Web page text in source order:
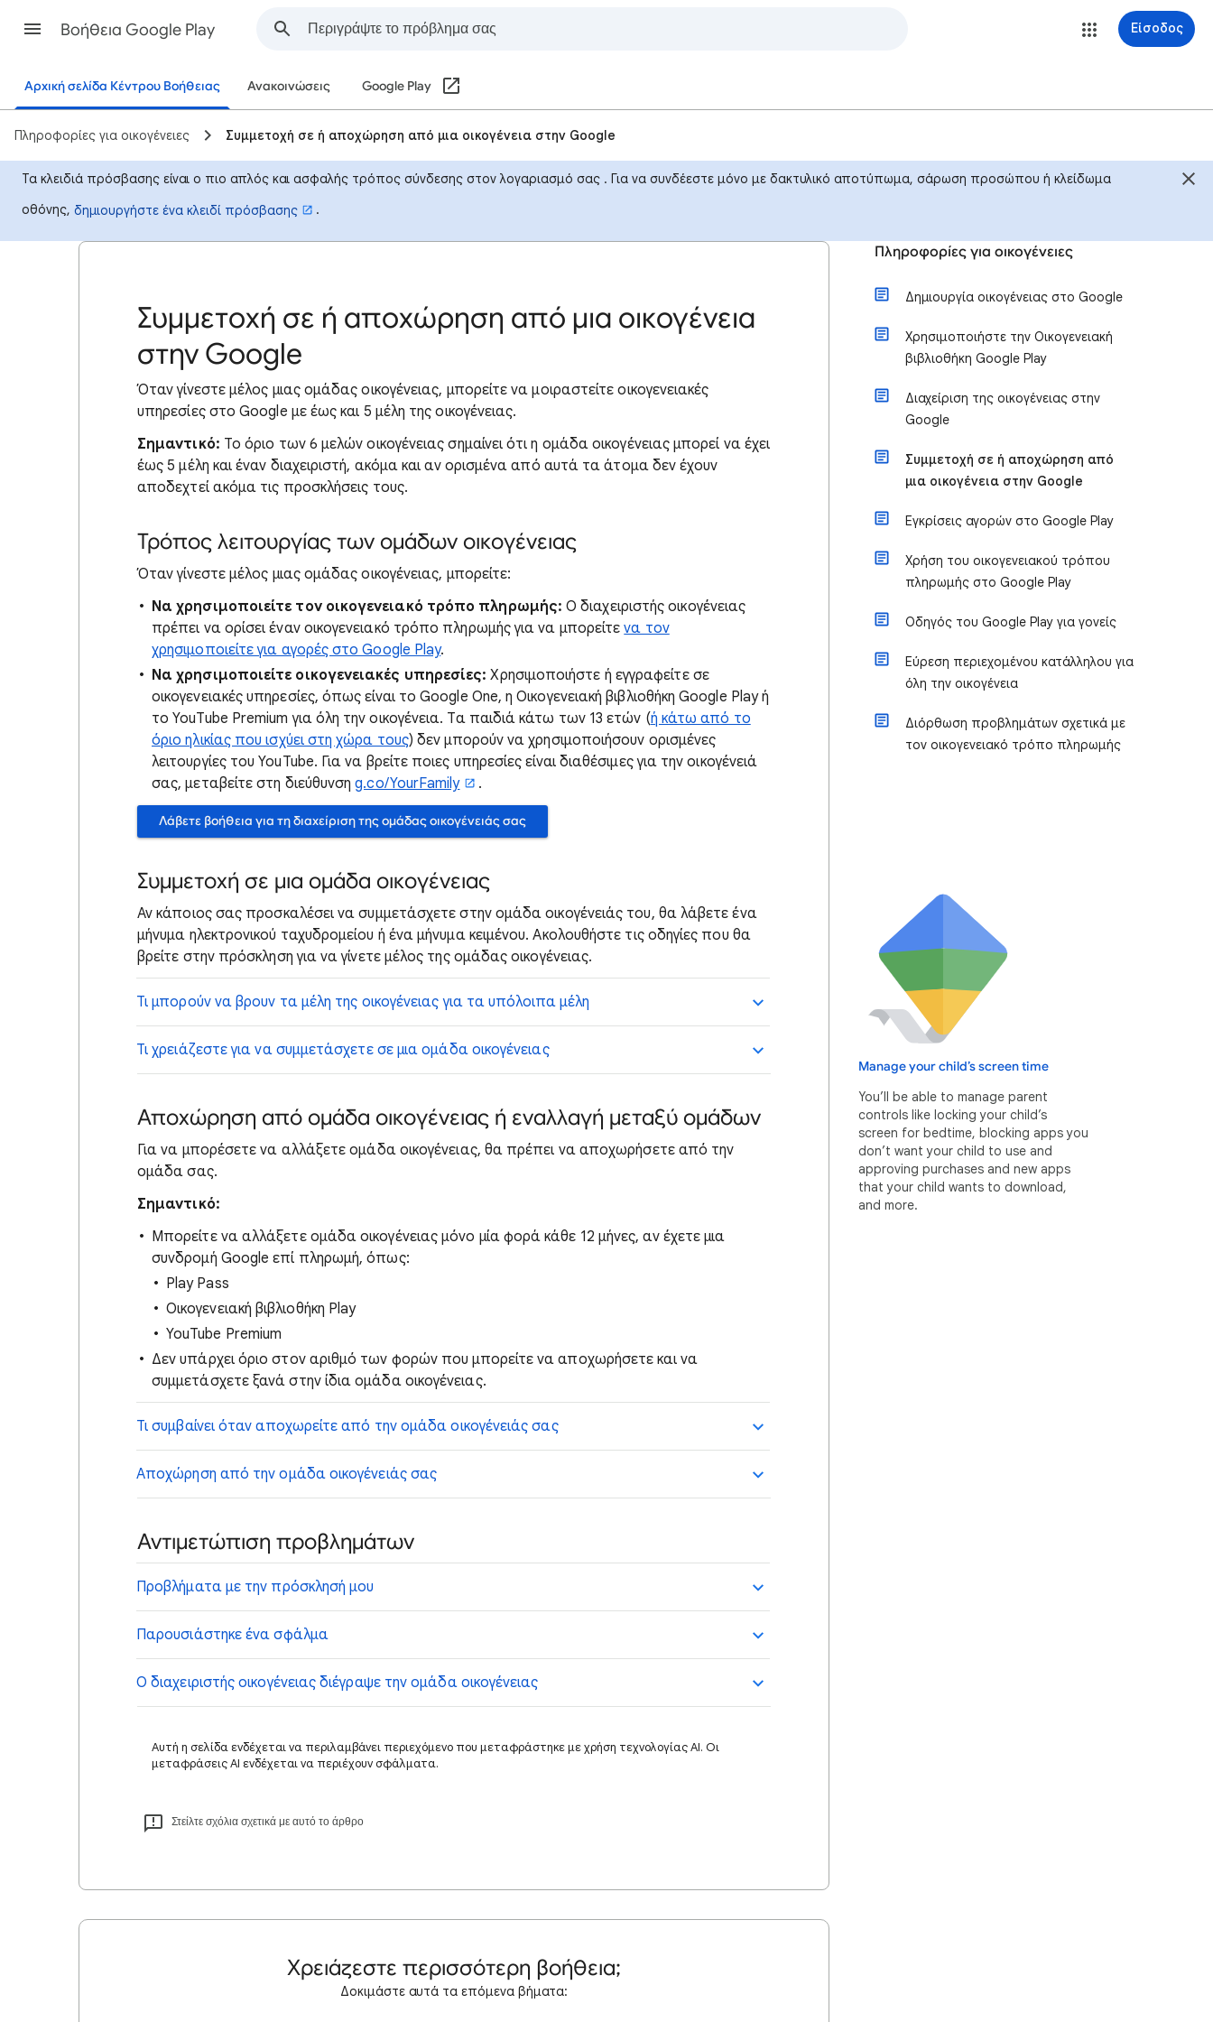
Βοήθεια Google Play Είσοδος
Αρχική σελίδα Κέντρου Βοήθειας Ανακοινώσεις Google Play
Πληροφορίες για οικογένειες Συμμετοχή σε ή αποχώρηση από μια οικογένεια στην Google
Τα κλειδιά πρόσβασης είναι ο πιο απλός και ασφαλής τρόπος σύνδεσης στον λογαριασμό σας . Για να συνδέεστε μόνο με δακτυλικό αποτύπωμα, σάρωση προσώπου ή κλείδωμα
οθόνης, δημιουργήστε ένα κλειδί πρόσβασης .
Συμμετοχή σε ή αποχώρηση από μια οικογένεια
στην Google
Ότανγίνεστε μέλος μιας ομάδας οικογένειας, μπορείτε να μοιραστείτε οικογενειακές
υπηρεσίες στο Google με έως και 5 μέλη της οικογένειας.
Σημαντικό: Το όριο των 6 μελών οικογένειας σημαίνει ότι η ομάδα οικογένειας μπορεί να έχει
έως 5 μέλη και έναν διαχειριστή, ακόμα και αν ορισμένα από αυτά τα άτομα δεν έχουν
αποδεχτεί ακόμα τις προσκλήσεις τους.
Τρόπος λειτουργίας των ομάδων οικογένειας
Όταν γίνεστε μέλος μιας ομάδας οικογένειας, μπορείτε:
Να χρησιμοποιείτε τον οικογενειακό τρόπο πληρωμής: Ο διαχειριστής οικογένειας
πρέπει να ορίσει έναν οικογενειακό τρόπο πληρωμής για να μπορείτενα τον
χρησιμοποιείτε για αγορές στο Google Play.
Να χρησιμοποιείτε οικογενειακές υπηρεσίες:Χρησιμοποιήστε ή εγγραφείτε σε
οικογενειακές υπηρεσίες, όπως είναι το Google One, η Οικογενειακή βιβλιοθήκη Google Play ή
το YouTube Premium για όλη την οικογένεια. Τα παιδιά κάτω των 13 ετών (ή κάτω από το
όριο ηλικίας που ισχύει στη χώρα τους) δεν μπορούν να χρησιμοποιήσουν ορισμένες
λειτουργίες του YouTube. Για να βρείτε ποιες υπηρεσίες είναι διαθέσιμες για την οικογένειά
σας, μεταβείτε στη διεύθυνσηg.co/YourFamily .
Λάβετε βοήθεια για τη διαχείριση της ομάδας οικογένειάς σας
Συμμετοχή σε μια ομάδα οικογένειας
Αν κάποιος σας προσκαλέσει να συμμετάσχετε στην ομάδα οικογένειάς του, θα λάβετε ένα
μήνυμα ηλεκτρονικού ταχυδρομείου ή ένα μήνυμα κειμένου. Ακολουθήστε τις οδηγίες που θα
βρείτε στην πρόσκληση για να γίνετε μέλος της ομάδας οικογένειας.
Τι μπορούν να βρουν τα μέλη της οικογένειας για τα υπόλοιπα μέλη
Τι χρειάζεστε για να συμμετάσχετε σε μια ομάδα οικογένειας
Αποχώρηση από ομάδα οικογένειας ή εναλλαγή μεταξύ ομάδων
Για να μπορέσετε να αλλάξετε ομάδα οικογένειας, θα πρέπει να αποχωρήσετε από την
ομάδα σας.
Σημαντικό:
Μπορείτε να αλλάξετε ομάδα οικογένειας μόνο μία φορά κάθε 12 μήνες, αν έχετε μια
συνδρομή Google επί πληρωμή, όπως:
Play Pass
Οικογενειακή βιβλιοθήκη Play
YouTube Premium
Δεν υπάρχει όριο στον αριθμό των φορών που μπορείτε να αποχωρήσετε και να
συμμετάσχετε ξανά στην ίδια ομάδα οικογένειας.
Τι συμβαίνει όταν αποχωρείτε από την ομάδα οικογένειάς σας
Αποχώρηση από την ομάδα οικογένειάς σας
Αντιμετώπιση προβλημάτων
Προβλήματα με την πρόσκλησή μου
Παρουσιάστηκε ένα σφάλμα
Ο διαχειριστής οικογένειας διέγραψε την ομάδα οικογένειας
Αυτή η σελίδα ενδέχεται να περιλαμβάνει περιεχόμενο που μεταφράστηκε με χρήση τεχνολογίας AI. Οι
μεταφράσεις AI ενδέχεται να περιέχουν σφάλματα.
Στείλτε σχόλια σχετικά με αυτό το άρθρο
Χρειάζεστε περισσότερη βοήθεια;
Δοκιμάστε αυτά τα επόμενα βήματα:
Πληροφορίες για οικογένειες
Δημιουργία οικογένειας στο Google
Χρησιμοποιήστε την Οικογενειακή
βιβλιοθήκη Google Play
Διαχείριση της οικογένειας στην
Google
Συμμετοχή σε ή αποχώρηση από
μια οικογένεια στην Google
Εγκρίσεις αγορών στο Google Play
Χρήση του οικογενειακού τρόπου
πληρωμής στο Google Play
Οδηγός του Google Play για γονείς
Εύρεση περιεχομένου κατάλληλου για
όλη την οικογένεια
Διόρθωση προβλημάτων σχετικά με
τον οικογενειακό τρόπο πληρωμής
Manage your child’s screen time
You’ll be able to manage parent
controls like locking your child’s
screen for bedtime, blocking apps you
don’t want your child to use and
approving purchases and new apps
that your child wants to download,
and more.